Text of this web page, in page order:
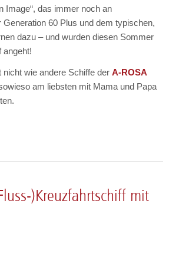
Image“, das immer noch an
60 Plus und dem typischen,
dazu – und wurden diesen Sommer
angeht!
wie andere Schiffe der A-ROSA
am liebsten mit Mama und Papa
)Kreuzfahrtschiff mit